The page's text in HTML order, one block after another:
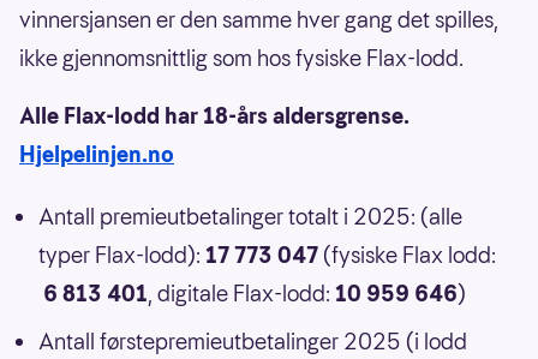
vinnersjansen er den samme hver gang det spilles,
ikke gjennomsnittlig som hos fysiske Flax-lodd.
Alle Flax-lodd har 18-års aldersgrense.
Hjelpelinjen.no
Antall premieutbetalinger totalt i 2025: (alle
typer Flax-lodd): 17 773 047 (fysiske Flax lodd:
6 813 401, digitale Flax-lodd: 10 959 646)
Antall førstepremieutbetalinger 2025 (i lodd